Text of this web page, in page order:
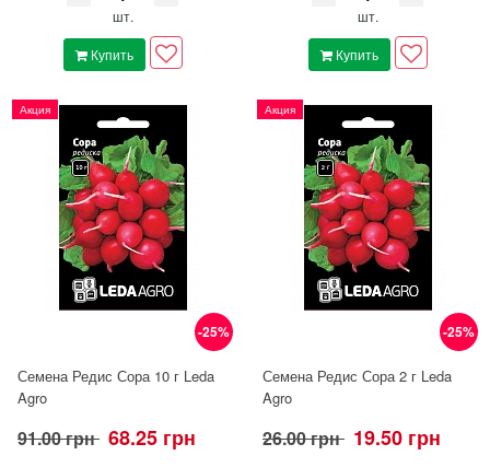
шт.
Купить
шт.
Купить
-25%
Акция
Семена Редис Сора 10 г Leda
Agro
91.00 грн 68.25 грн
-25%
Акция
Семена Редис Сора 2 г Leda
Agro
26.00 грн 19.50 грн